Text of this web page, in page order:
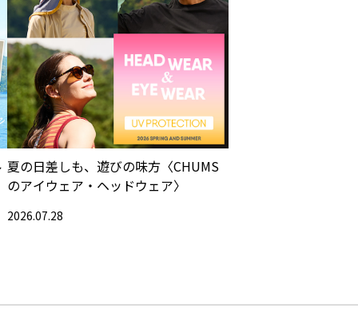
夏の日差しも、遊びの味方〈CHUMS
のアイウェア・ヘッドウェア〉
2026.07.28